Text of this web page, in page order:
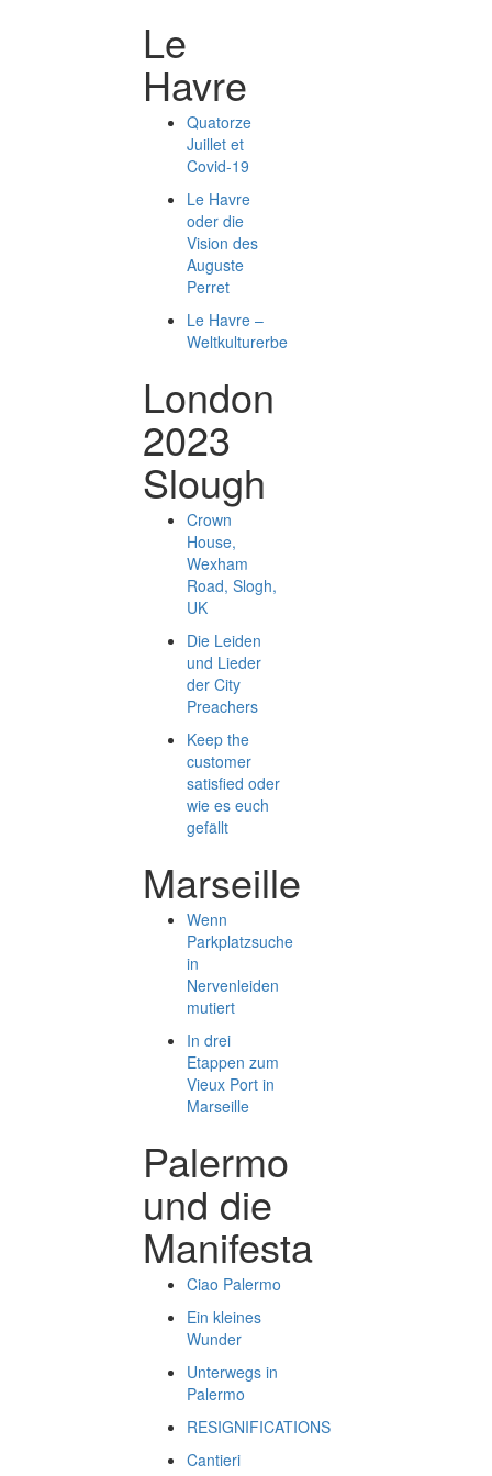
Le
Havre
Quatorze
Juillet et
Covid-19
Le Havre
oder die
Vision des
Auguste
Perret
Le Havre –
Weltkulturerbe
London
2023
Slough
Crown
House,
Wexham
Road, Slogh,
UK
Die Leiden
und Lieder
der City
Preachers
Keep the
customer
satisfied oder
wie es euch
gefällt
Marseille
Wenn
Parkplatzsuche
in
Nervenleiden
mutiert
In drei
Etappen zum
Vieux Port in
Marseille
Palermo
und die
Manifesta
Ciao Palermo
Ein kleines
Wunder
Unterwegs in
Palermo
RESIGNIFICATIONS
Cantieri